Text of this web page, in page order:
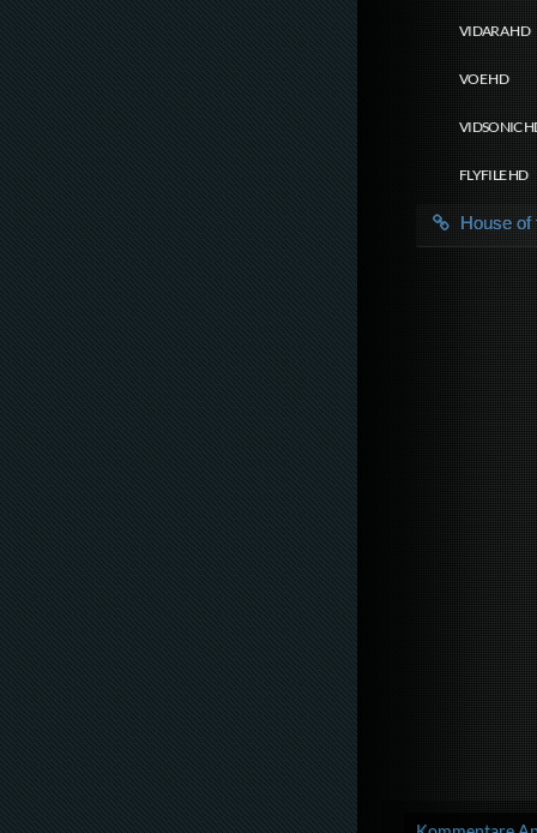
VIDARA HD
VOE HD
VIDSONIC
FLYFILE HD
House